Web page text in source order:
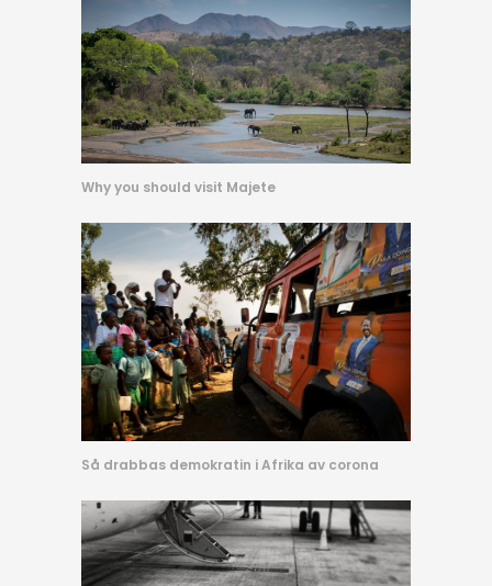
Why you should visit Majete
Så drabbas demokratin i Afrika av corona